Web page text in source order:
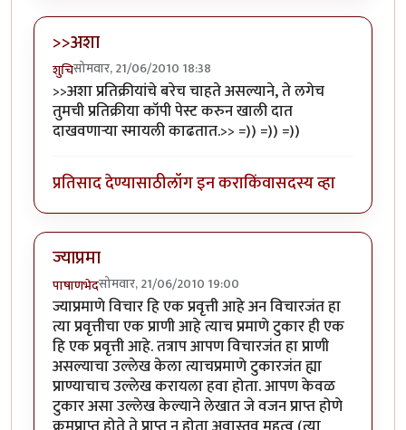
>>अशा
शुचिसोमवार, 21/06/2010 18:38
>>अशा प्रतिक्रीयांचे बरेच चाहते असल्याने, ते लगेच
तुमची प्रतिक्रीया कॉपी पेस्ट करुन खाली दात
दाखवणार्‍या स्मायली काढतात.>> =)) =)) =))
प्रतिसाद देण्यासाठीलॉग इन कराकिंवासदस्य व्हा
ज्याप्रमा
पाषाणभेदसोमवार, 21/06/2010 19:00
ज्याप्रमाणे विचार हि एक प्रवृत्ती आहे अन विचारजंत हा
त्या प्रवृत्तीचा एक प्राणी आहे त्याच प्रमाणे टुकार ही एक
हि एक प्रवृत्ती आहे. तत्राप आपण विचारजंत हा प्राणी
असल्याचा उल्लेख केला त्याचप्रमाणे टुकारजंत ह्या
प्राण्याचाच उल्लेख करायला हवा होता. आपण केवळ
टुकार असा उल्लेख केल्याने लेखात जे वजन प्राप्त होणे